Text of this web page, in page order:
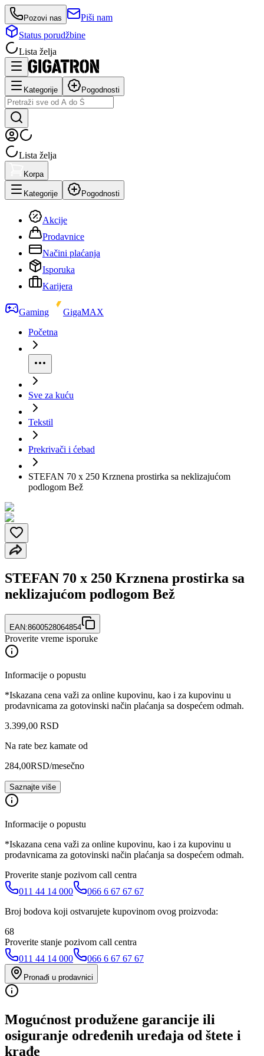
Pozovi nas
Piši nam
Status porudžbine
Lista želja
Kategorije Pogodnosti
Lista želja
Korpa
Kategorije Pogodnosti
Akcije
Prodavnice
Načini plaćanja
Isporuka
Karijera
Gaming
GigaMAX
Početna
Sve za kuću
Tekstil
Prekrivači i ćebad
STEFAN 70 x 250 Krznena prostirka sa neklizajućom
podlogom Bež
STEFAN 70 x 250 Krznena prostirka sa
neklizajućom podlogom Bež
EAN:8600528064854
Proverite vreme isporuke
Informacije o popustu
*Iskazana cena važi za online kupovinu, kao i za kupovinu u
prodavnicama za gotovinski način plaćanja sa dospećem odmah.
3.399,00 RSD
Na rate bez kamate od
284,00RSD/mesečno
Saznajte više
Informacije o popustu
*Iskazana cena važi za online kupovinu, kao i za kupovinu u
prodavnicama za gotovinski način plaćanja sa dospećem odmah.
Proverite stanje pozivom call centra
011 44 14 000
066 6 67 67 67
Broj bodova koji ostvarujete kupovinom ovog proizvoda:
68
Proverite stanje pozivom call centra
011 44 14 000
066 6 67 67 67
Pronađi u prodavnici
Mogućnost produžene garancije ili
osiguranje određenih uređaja od štete i
krađe